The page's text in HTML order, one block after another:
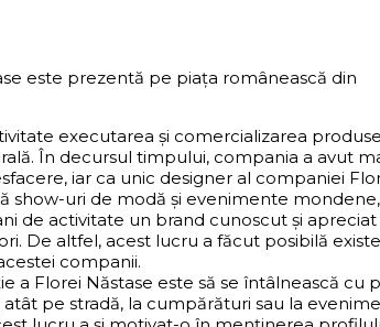
este prezentă pe piața românească din
executarea și comercializarea
În decursul timpului, compania a avut
iar ca unic designer al companiei
show-uri de modă și evenimente mondene,
de activitate un brand cunoscut și apreciat
De altfel, acest lucru a făcut posibilă
companii.
a Florei Năstase este să se întâlnească cu
atât pe stradă, la cumpărături sau la